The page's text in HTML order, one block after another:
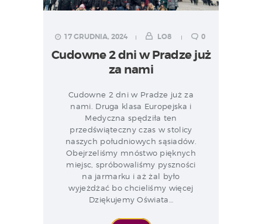
17 GRUDNIA, 2024 LO8 0
Cudowne 2 dni w Pradze już
za nami
Cudowne 2 dni w Pradze już za
nami. Druga klasa Europejska i
Medyczna spędziła ten
przedświąteczny czas w stolicy
naszych południowych sąsiadów.
Obejrzeliśmy mnóstwo pięknych
miejsc, spróbowaliśmy pyszności
na jarmarku i aż żal było
wyjeżdżać bo chcieliśmy więcej
Dziękujemy Oświata…